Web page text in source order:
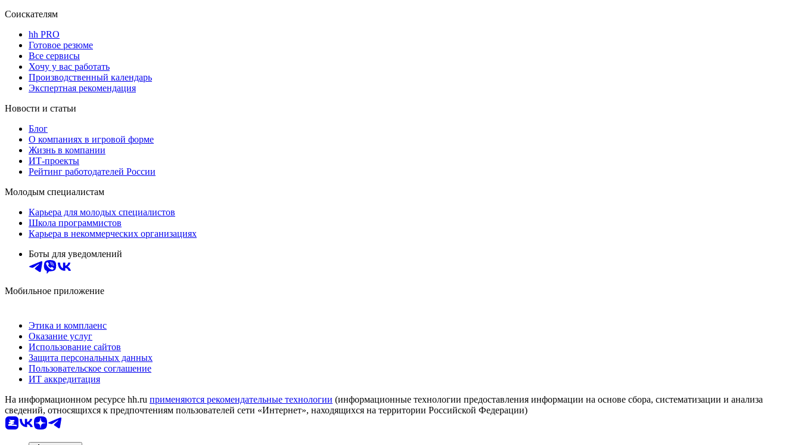
Соискателям
hh PRO
Готовое резюме
Все сервисы
Хочу у вас работать
Производственный календарь
Экспертная рекомендация
Новости и статьи
Блог
О компаниях в игровой форме
Жизнь в компании
ИТ-проекты
Рейтинг работодателей России
Молодым специалистам
Карьера для молодых специалистов
Школа программистов
Карьера в некоммерческих организациях
Боты для уведомлений
Мобильное приложение
Этика и комплаенс
Оказание услуг
Использование сайтов
Защита персональных данных
Пользовательское соглашение
ИТ аккредитация
На информационном ресурсе hh.ru применяются рекомендательные технологии (информационные технологии предоставления информации на основе сбора, систематизации и анализа
сведений, относящихся к предпочтениям пользователей сети «Интернет», находящихся на территории Российской Федерации)